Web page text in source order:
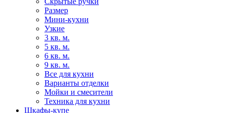
Размер
Мини-кухни
Узкие
3 кв. м.
5 кв. м.
6 кв. м.
9 кв. м.
Все для кухни
Варианты отделки
Мойки и смесители
Техника для кухни
Шкафы-купе